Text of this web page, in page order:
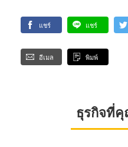
แชร์ แชร์
อีเมล พิมพ์
ธุรกิจที่